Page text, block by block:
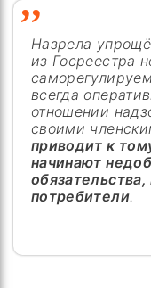
Назрела
из Госреестра
всегда
отношении
своими
приводит к
начинают
потребители.